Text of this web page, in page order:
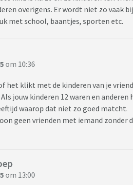
overigens. Er wordt niet zo vaak
met school, baantjes, sporten etc.
om 10:36
het klikt met de kinderen van je
jouw kinderen 12 waren en
waarop dat niet zo goed matcht.
geen vrienden met iemand zonder
om 13:00